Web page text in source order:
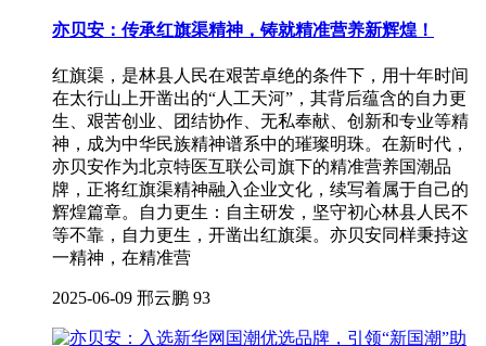
亦贝安：传承红旗渠精神，铸就精准营养新辉煌！
红旗渠，是林县人民在艰苦卓绝的条件下，用十年时间
在太行山上开凿出的“人工天河”，其背后蕴含的自力更
生、艰苦创业、团结协作、无私奉献、创新和专业等精
神，成为中华民族精神谱系中的璀璨明珠。在新时代，
亦贝安作为北京特医互联公司旗下的精准营养国潮品
牌，正将红旗渠精神融入企业文化，续写着属于自己的
辉煌篇章。自力更生：自主研发，坚守初心林县人民不
等不靠，自力更生，开凿出红旗渠。亦贝安同样秉持这
一精神，在精准营
2025-06-09 邢云鹏 93